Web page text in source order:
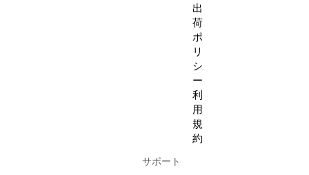
出
荷
ポ
リ
シ
ー
利
用
規
約
サポート